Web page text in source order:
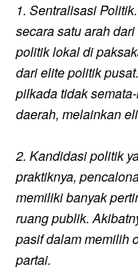
1. Sentralisasi
secara satu arah
politik lokal di
dari elite politik
pilkada tidak
daerah, melainkan
2. Kandidasi politik
praktiknya,
memiliki banyak
ruang publik.
pasif dalam memilih
partai.